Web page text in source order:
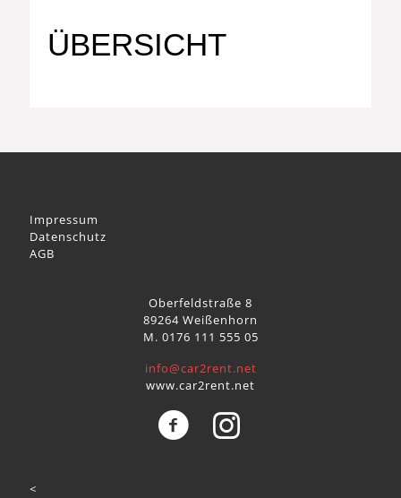
ÜBERSICHT
Impressum
Datenschutz
AGB
Oberfeldstraße 8
89264 Weißenhorn
M. 0176 111 555 05
info@car2rent.net
www.car2rent.net
<